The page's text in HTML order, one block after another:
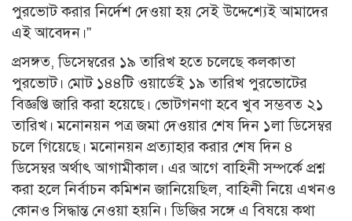
পুরভোট করার নির্দেশ দেওয়া হয় সেই উদ্দেশ্যেই আমাদের
এই আবেদন।”
প্রসঙ্গত, ডিসেম্বরের ১৯ তারিখ হতে চলেছে কলকাতা
পুরভোট। মোট ১৪৪টি ওয়ার্ডেই ১৯ তারিখ পুরভোটের
বিজ্ঞপ্তি জারি করা হয়েছে। ভোটগনণা হবে খুব সম্ভবত ২১
তারিখ। মনোনয়ন পত্র জমা দেওয়ার শেষ দিন ১লা ডিসেম্বর
চলে গিয়েছে। মনোনয়ন প্রত্যাহার করার শেষ দিন ৪
ডিসেম্বর অর্থাৎ আগামীকাল। এর আগে বাহিনী সম্পর্কে প্রশ্ন
করা হলে নির্বাচন কমিশন জানিয়েছিল, বাহিনী নিয়ে এখনও
কোনও সিদ্ধান্ত নেওয়া হয়নি। ডিজির সঙ্গে এ বিষয়ে কথা